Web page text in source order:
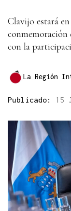
Clavijo estará
con la
La Región
Publicado: 15